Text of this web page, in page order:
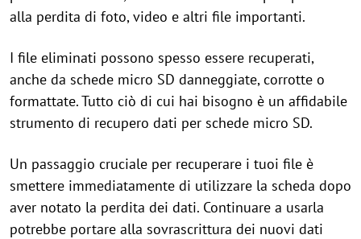
alla perdita di foto, video e altri file importanti.
I file eliminati possono spesso essere recuperati,
anche da schede micro SD danneggiate, corrotte o
formattate. Tutto ciò di cui hai bisogno è un affidabile
strumento di recupero dati per schede micro SD.
Un passaggio cruciale per recuperare i tuoi file è
smettere immediatamente di utilizzare la scheda dopo
aver notato la perdita dei dati. Continuare a usarla
potrebbe portare alla sovrascrittura dei nuovi dati